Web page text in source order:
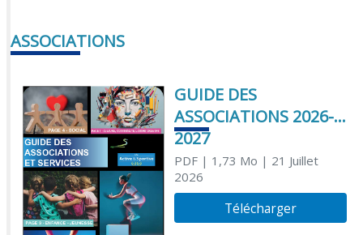
ASSOCIATIONS
GUIDE DES
ASSOCIATIONS 2026-
2027
PDF| 1,73 Mo | 21 Juillet
2026
Télécharger